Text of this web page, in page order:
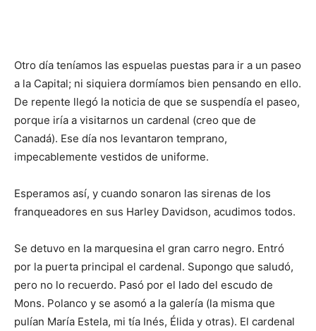
Otro día teníamos las espuelas puestas para ir a un paseo
a la Capital; ni siquiera dormíamos bien pensando en ello.
De repente llegó la noticia de que se suspendía el paseo,
porque iría a visitar­nos un cardenal (creo que de
Canadá). Ese día nos levantaron temprano,
impecablemente vestidos de uniforme.
Esperamos así, y cuando sonaron las sirenas de los
franqueadores en sus Harley Davidson, acudimos todos.
Se detuvo en la marquesina el gran carro negro. Entró
por la puerta principal el cardenal. Supongo que saludó,
pero no lo recuerdo. Pasó por el lado del escudo de
Mons. Polanco y se asomó a la galería (la misma que
pulían María Estela, mi tía Inés, Élida y otras). El cardenal